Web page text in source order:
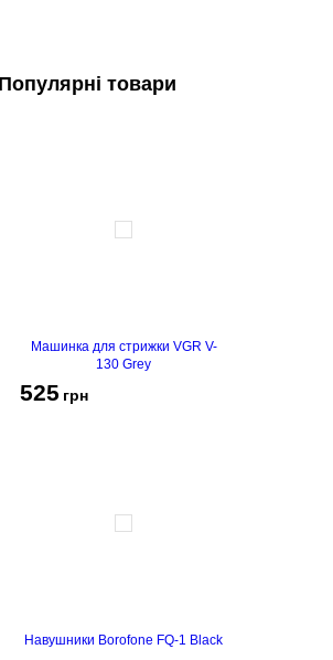
товари
Машинка для стрижки VGR V-
130 Grey
525 грн
Навушники Borofone FQ-1 Black